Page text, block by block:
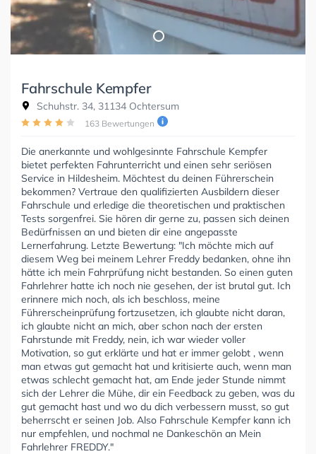
Fahrschule Kempfer
Schuhstr. 34, 31134 Ochtersum
163 Bewertungen
Die anerkannte und wohlgesinnte Fahrschule Kempfer
bietet perfekten Fahrunterricht und einen sehr seriösen
Service in Hildesheim. Möchtest du deinen Führerschein
bekommen? Vertraue den qualifizierten Ausbildern dieser
Fahrschule und erledige die theoretischen und praktischen
Tests sorgenfrei. Sie hören dir gerne zu, passen sich deinen
Bedürfnissen an und bieten dir eine angepasste
Lernerfahrung. Letzte Bewertung: "Ich möchte mich auf
diesem Weg bei meinem Lehrer Freddy bedanken, ohne ihn
hätte ich mein Fahrprüfung nicht bestanden. So einen guten
Fahrlehrer hatte ich noch nie gesehen, der ist brutal gut. Ich
erinnere mich noch, als ich beschloss, meine
Führerscheinprüfung fortzusetzen, ich glaubte nicht daran,
ich glaubte nicht an mich, aber schon nach der ersten
Fahrstunde mit Freddy, nein, ich war wieder voller
Motivation, so gut erklärte und hat er immer gelobt , wenn
man etwas gut gemacht hat und kritisierte auch, wenn man
etwas schlecht gemacht hat, am Ende jeder Stunde nimmt
sich der Lehrer die Mühe, dir ein Feedback zu geben, was du
gut gemacht hast und wo du dich verbessern musst, so gut
beherrscht er seinen Job. Also Fahrschule Kempfer kann ich
nur empfehlen, und nochmal ne Dankeschön an Mein
Fahrlehrer FREDDY."